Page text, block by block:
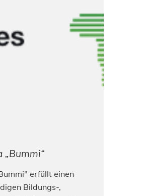
„Bummi“
erfüllt einen
Bildungs-,